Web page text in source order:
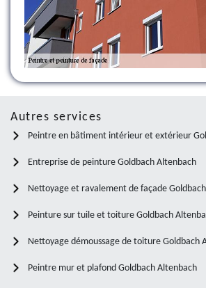
Autres services
Peintre en bâtiment intérieur et extérieur
Entreprise de peinture Goldbach Altenbach
Nettoyage et ravalement de façade
Peinture sur tuile et toiture Goldbach
Nettoyage démoussage de toiture Goldbach
Peintre mur et plafond Goldbach Altenbach